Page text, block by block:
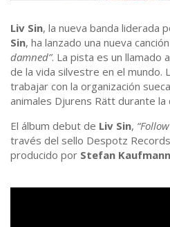
Liv Sin, la nueva banda liderada
Sin, ha lanzado una nueva
damned”. La pista es un llamado
de la vida silvestre en el mundo.
trabajar con la organización
animales Djurens Rätt durante la
El álbum debut de Liv Sin,
través del sello Despotz
producido por Stefan Kaufmann